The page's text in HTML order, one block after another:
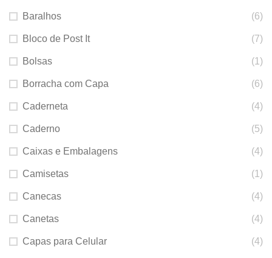
Baralhos (6)
Bloco de Post It (7)
Bolsas (1)
Borracha com Capa (6)
Caderneta (4)
Caderno (5)
Caixas e Embalagens (4)
Camisetas (1)
Canecas (4)
Canetas (4)
Capas para Celular (4)